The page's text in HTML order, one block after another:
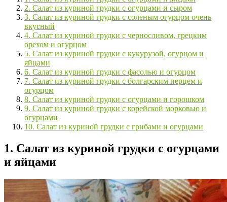
2. Салат из куриной грудки с огурцами и сыром
3. Салат из куриной грудки с соленым огурцом очень
вкусный
4. Салат из куриной грудки с черносливом, грецким
орехом и огурцом
5. Салат из куриной грудки с кукурузой, огурцом и
яйцами
6. Салат из куриной грудки с фасолью и огурцом
7. Салат из куриной грудки с болгарским перцем и
огурцом
8. Салат из куриной грудки с огурцами и горошком
9. Салат из куриной грудки с корейской морковью и
огурцами
10. Салат из куриной грудки с грибами и огурцами
1. Салат из куриной грудки с огурцами
и яйцами